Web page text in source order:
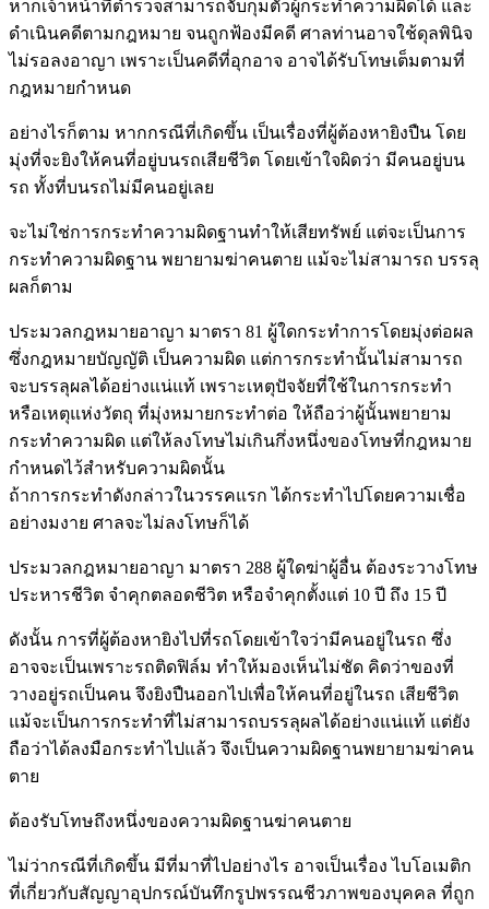
หากเจ้าหน้าที่ตำรวจสามารถจับกุมตัวผู้กระทำความผิดได้ และ
ดำเนินคดีตามกฎหมาย จนถูกฟ้องมีคดี ศาลท่านอาจใช้ดุลพินิจ
ไม่รอลงอาญา เพราะเป็นคดีที่อุกอาจ อาจได้รับโทษเต็มตามที่
กฎหมายกำหนด
อย่างไรก็ตาม หากกรณีที่เกิดขึ้น เป็นเรื่องที่ผู้ต้องหายิงปืน โดย
มุ่งที่จะยิงให้คนที่อยู่บนรถเสียชีวิต โดยเข้าใจผิดว่า มีคนอยู่บน
รถ ทั้งที่บนรถไม่มีคนอยู่เลย
จะไม่ใช่การกระทำความผิดฐานทำให้เสียทรัพย์ แต่จะเป็นการ
กระทำความผิดฐาน พยายามฆ่าคนตาย แม้จะไม่สามารถ บรรลุ
ผลก็ตาม
ประมวลกฎหมายอาญา มาตรา 81 ผู้ใดกระทำการโดยมุ่งต่อผล
ซึ่งกฎหมายบัญญัติ เป็นความผิด แต่การกระทำนั้นไม่สามารถ
จะบรรลุผลได้อย่างแน่แท้ เพราะเหตุปัจจัยที่ใช้ในการกระทำ
หรือเหตุแห่งวัตถุ ที่มุ่งหมายกระทำต่อ ให้ถือว่าผู้นั้นพยายาม
กระทำความผิด แต่ให้ลงโทษไม่เกินกึ่งหนึ่งของโทษที่กฎหมาย
กำหนดไว้สำหรับความผิดนั้น
ถ้าการกระทำดังกล่าวในวรรคแรก ได้กระทำไปโดยความเชื่อ
อย่างมงาย ศาลจะไม่ลงโทษก็ได้
ประมวลกฎหมายอาญา มาตรา 288 ผู้ใดฆ่าผู้อื่น ต้องระวางโทษ
ประหารชีวิต จำคุกตลอดชีวิต หรือจำคุกตั้งแต่ 10 ปี ถึง 15 ปี
ดังนั้น การที่ผู้ต้องหายิงไปที่รถโดยเข้าใจว่ามีคนอยู่ในรถ ซึ่ง
อาจจะเป็นเพราะรถติดฟิล์ม ทำให้มองเห็นไม่ชัด คิดว่าของที่
วางอยู่รถเป็นคน จึงยิงปืนออกไปเพื่อให้คนที่อยู่ในรถ เสียชีวิต
แม้จะเป็นการกระทำที่ไม่สามารถบรรลุผลได้อย่างแน่แท้ แต่ยัง
ถือว่าได้ลงมือกระทำไปแล้ว จึงเป็นความผิดฐานพยายามฆ่าคน
ตาย
ต้องรับโทษถึงหนึ่งของความผิดฐานฆ่าคนตาย
ไม่ว่ากรณีที่เกิดขึ้น มีที่มาที่ไปอย่างไร อาจเป็นเรื่อง ไบโอเมติก
ที่เกี่ยวกับสัญญาอุปกรณ์บันทึกรูปพรรณชีวภาพของบุคคล ที่ถูก